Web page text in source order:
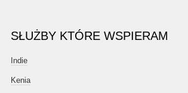
SŁUŻBY KTÓRE WSPIERAM
Indie
Kenia